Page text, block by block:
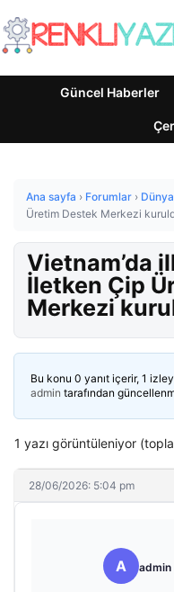
Güncel Haberler
Ana sayfa › Forumlar › Dünya
Üretim Destek Merkezi
Vietnam’da
İletken Çip
Merkezi
Bu konu 0 yanıt içerir, 1
admin tarafından
1 yazı görüntüleniyor
28/06/2026: 5:04 pm
A admin